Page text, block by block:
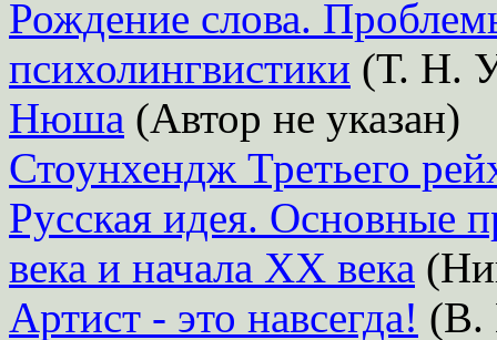
Рождение слова.
психолингвистики (Т. Н.
Нюша (Автор не указан)
Стоунхендж Третьего
Русская идея. Основные
века и начала XX века
Артист - это навсегда! (В.